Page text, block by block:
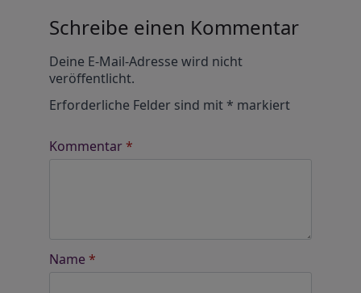
Schreibe einen Kommentar
Deine E-Mail-Adresse wird nicht
veröffentlicht.
Erforderliche Felder sind mit* markiert
Kommentar*
Name *